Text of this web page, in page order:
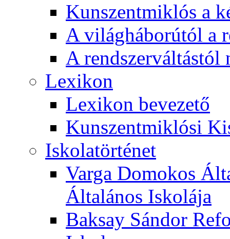
Kunszentmiklós a
A világháborútól a
A rendszerváltástól
Lexikon
Lexikon bevezető
Kunszentmiklósi
Iskolatörténet
Varga Domokos
Általános Iskolája
Baksay Sándor